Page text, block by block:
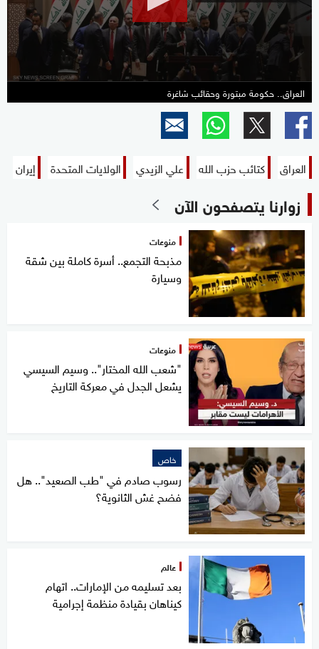
9
seconds
العراق.. حكومة مبتورة وحقائب شاغرة
العراق كتائب حزب الله علي الزيدي الولايات المتحدة إيران
زوارنا يتصفحون الآن
منوعات
مذبحة التجمع.. أسرة كاملة بين شقة
وسيارة
منوعات
"شعب الله المختار".. وسيم السيسي
يشعل الجدل في معركة التاريخ
خاص
رسوب صادم في "طب الصعيد".. هل
فضح غش الثانوية؟
عالم
بعد تسليمه من الإمارات.. اتهام
كيناهان بقيادة منظمة إجرامية